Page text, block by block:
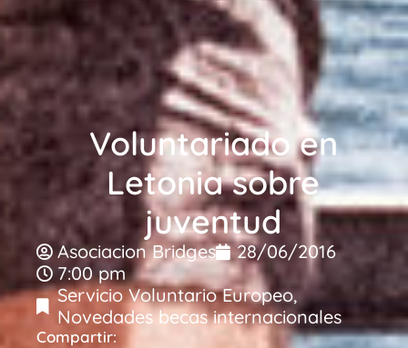
Voluntariado en
Letonia sobre
juventud
Asociacion Bridges
28/06/2016
7:00 pm
Servicio Voluntario Europeo,
Novedades becas internacionales
Compartir: